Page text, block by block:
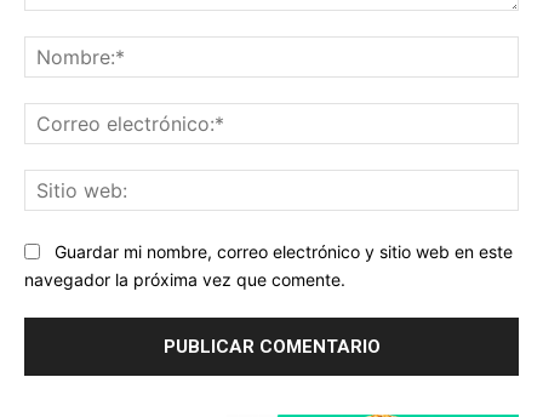
Guardar mi nombre, correo electrónico y sitio web en este
navegador la próxima vez que comente.